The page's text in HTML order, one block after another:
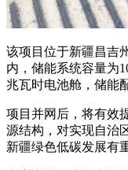
该项目位于新疆昌吉
内，储能系统容量为
兆瓦时电池舱，储能
项目并网后，将有效
源结构，对实现自治
新疆绿色低碳发展有